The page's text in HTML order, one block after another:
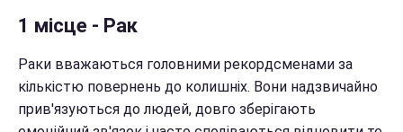
1 місце - Рак
Раки вважаються головними рекордсменами за
кількістю повернень до колишніх. Вони надзвичайно
прив'язуються до людей, довго зберігають